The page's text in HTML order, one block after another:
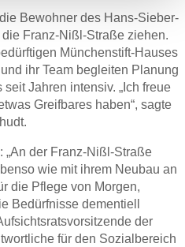
Bewohner des Hans-Sieber-
Franz-Nißl-Straße ziehen.
Münchenstift-Hauses
ihr Team begleiten Planung
Jahren intensiv. „Ich freue
Greifbares haben“, sagte
„An der Franz-Nißl-Straße
wie mit ihrem Neubau an
die Pflege von Morgen,
Bedürfnisse dementiell
der
für den Sozialbereich